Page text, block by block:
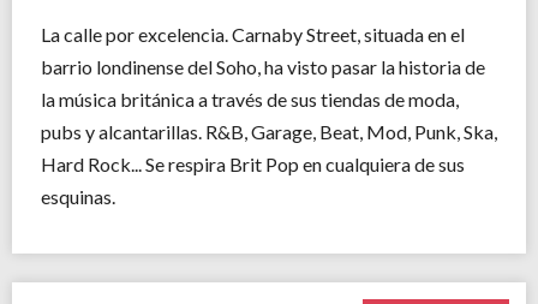
La calle por excelencia. Carnaby Street, situada en el
barrio londinense del Soho, ha visto pasar la historia de
la música británica a través de sus tiendas de moda,
pubs y alcantarillas. R&B, Garage, Beat, Mod, Punk, Ska,
Hard Rock... Se respira Brit Pop en cualquiera de sus
esquinas.